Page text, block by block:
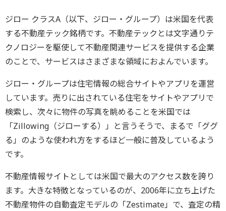
ジロー クラスA（以下、ジロー・グループ）は米国を代表
する不動産テック銘柄です。不動産テックとは文字通りテ
クノロジーを駆使して不動産関連サービスを提供する企業
のことで、サービスはさまざまな領域におよんでいます。
ジロー・グループは住宅情報の総合サイトやアプリを運営
しています。売りに出されている住宅をサイトやアプリで
検索し、次々に物件の写真を眺めることを米国では
「Zillowing（ジローする）」と言うそうで、まるで「ググ
る」のような使われ方をするほど一般に普及しているよう
です。
不動産情報サイトとしては米国で最大のアクセス数を誇り
ます。大きな特徴となっているのが、2006年に立ち上げた
不動産物件の自動査定モデルの「Zestimate」で、査定の精